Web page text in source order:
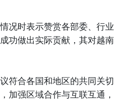
况时表示赞赏各部委、行业
功做出实际贡献，其对越南
符合各国和地区的共同关切
加强区域合作与互联互通，